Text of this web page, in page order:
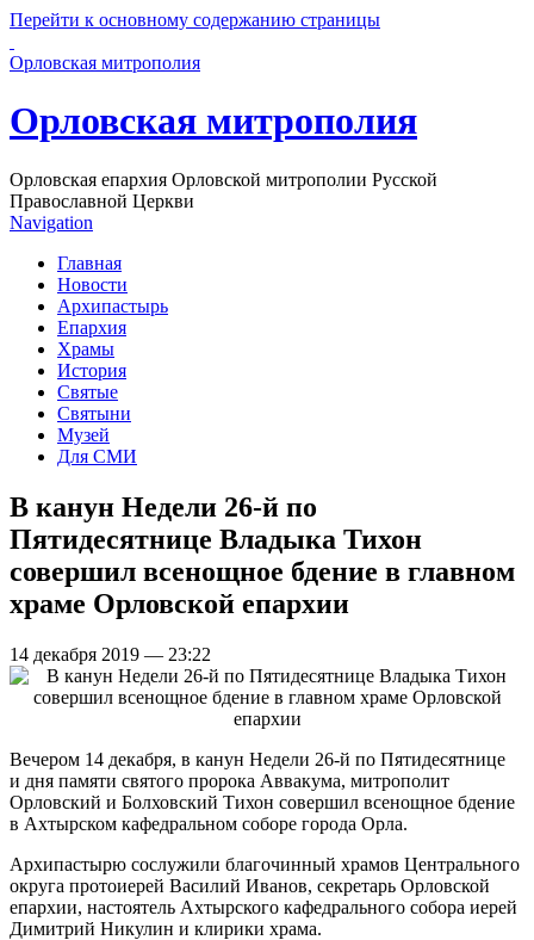
Перейти к основному содержанию страницы
Орловская митрополия
Орловская митрополия
Орловская епархия Орловской митрополии Русской
Православной Церкви
Navigation
Главная
Новости
Архипастырь
Епархия
Храмы
История
Святые
Святыни
Музей
Для СМИ
В канун Недели 26-й по
Пятидесятнице Владыка Тихон
совершил всенощное бдение в главном
храме Орловской епархии
14 декабря 2019 — 23:22
Вечером 14 декабря, в канун Недели 26-й по Пятидесятнице
и дня памяти святого пророка Аввакума, митрополит
Орловский и Болховский Тихон совершил всенощное бдение
в Ахтырском кафедральном соборе города Орла.
Архипастырю сослужили благочинный храмов Центрального
округа протоиерей Василий Иванов, секретарь Орловской
епархии, настоятель Ахтырского кафедрального собора иерей
Димитрий Никулин и клирики храма.